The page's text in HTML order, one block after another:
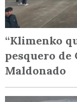
“Klimenko
pesquero de
Maldonado